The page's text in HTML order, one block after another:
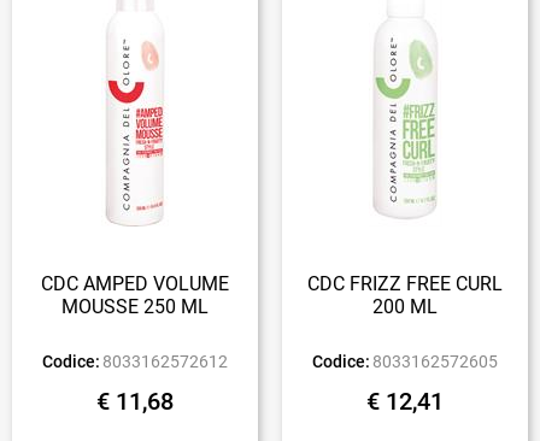
CDC AMPED VOLUME
MOUSSE 250 ML
Codice: 8033162572612
€ 11,68
CDC FRIZZ FREE CURL
200 ML
Codice: 8033162572605
€ 12,41